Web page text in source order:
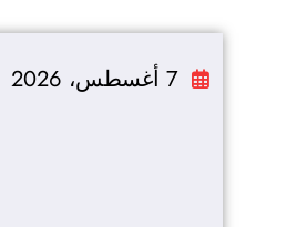
إلى
7 أغسطس، 2026